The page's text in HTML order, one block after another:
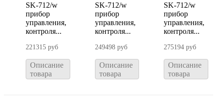
SK-712/w
прибор
управления,
контроля...
221315 руб
Описание
товара
SK-712/w
прибор
управления,
контроля...
249498 руб
Описание
товара
SK-712/w
прибор
управления,
контроля...
275194 руб
Описание
товара